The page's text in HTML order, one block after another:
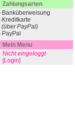
Zahlungsarten
·Banküberweisung
·Kreditkarte
(über PayPal)
·PayPal
Mein Menu
Nicht eingeloggt
[Login]